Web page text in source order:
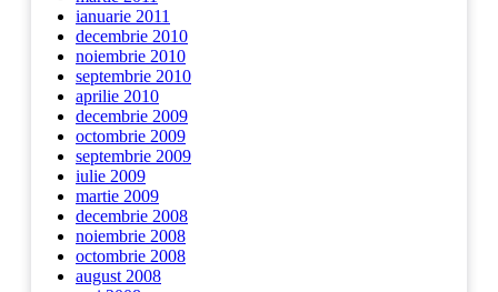
ianuarie 2011
decembrie 2010
noiembrie 2010
septembrie 2010
aprilie 2010
decembrie 2009
octombrie 2009
septembrie 2009
iulie 2009
martie 2009
decembrie 2008
noiembrie 2008
octombrie 2008
august 2008